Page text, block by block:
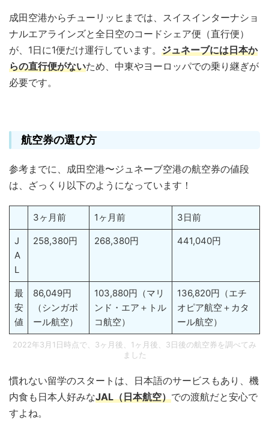
成田空港からチューリッヒまでは、スイスインターナショ
ナルエアラインズと全日空のコードシェア便（直行便）
が、1日に1便だけ運行しています。 ジュネーブには日本か
らの直行便がないため、中東やヨーロッパでの乗り継ぎが
必要です。
航空券の選び方
参考までに、成田空港〜ジュネーブ空港の航空券の値段
は、ざっくり以下のようになっています！
3ヶ月前 1ヶ月前 3日前
J
A
L
258,380円 268,380円 441,040円
最
安
値
86,049円
（シンガポ
ール航空）
103,880円（マリ
ンド・エア＋トル
コ航空）
136,820円（エチ
オピア航空＋カタ
ール航空）
2022年3月1日時点で、3ヶ月後、1ヶ月後、3日後の航空券を調べてみ
ました
慣れない留学のスタートは、日本語のサービスもあり、機
内食も日本人好みなJAL（日本航空）での渡航だと安心で
すよね。